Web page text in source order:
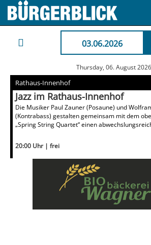
03.06.2026
Thursday, 06. August 2026
Rathaus-Innenhof
Jazz im Rathaus-Innenhof
Die Musiker Paul Zauner (Posaune) und
(Kontrabass) gestalten gemeinsam mit dem
„Spring String Quartet“ einen
20:00 Uhr | frei